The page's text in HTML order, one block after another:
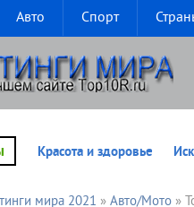
Авто Спорт
Красота и здоровье
мира 2021 » Авто/Мото »